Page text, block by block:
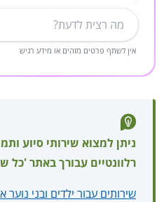
אין לשתף פרטים מזהים או מידע רגיש
ניתן למצוא שירותי סיוע
רלוונטיים עבורך באתר 'כל
שירותים עבור ילדים ובני נוער